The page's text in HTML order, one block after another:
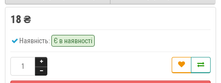
18 ₴
Наявність: Є в наявності